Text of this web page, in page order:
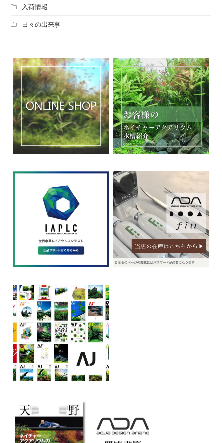
入荷情報
日々の出来事